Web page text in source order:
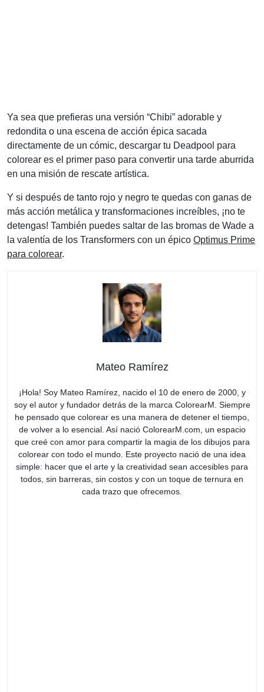
Ya sea que prefieras una versión “Chibi” adorable y
redondita o una escena de acción épica sacada
directamente de un cómic, descargar tu Deadpool para
colorear es el primer paso para convertir una tarde aburrida
en una misión de rescate artística.
Y si después de tanto rojo y negro te quedas con ganas de
más acción metálica y transformaciones increíbles, ¡no te
detengas! También puedes saltar de las bromas de Wade a
la valentía de los Transformers con un épico Optimus Prime
para colorear.
Mateo Ramírez
¡Hola! Soy Mateo Ramírez, nacido el 10 de enero de 2000, y
soy el autor y fundador detrás de la marca ColorearM. Siempre
he pensado que colorear es una manera de detener el tiempo,
de volver a lo esencial. Así nació ColorearM.com, un espacio
que creé con amor para compartir la magia de los dibujos para
colorear con todo el mundo. Este proyecto nació de una idea
simple: hacer que el arte y la creatividad sean accesibles para
todos, sin barreras, sin costos y con un toque de ternura en
cada trazo que ofrecemos.